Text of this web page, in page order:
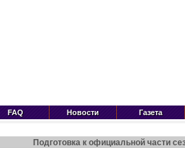
FAQ Новости Газета
Подготовка к официальной части